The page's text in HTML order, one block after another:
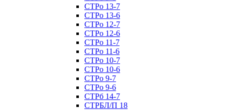
СТРо 13-7
СТРо 13-6
СТРо 12-7
СТРо 12-6
СТРо 11-7
СТРо 11-6
СТРо 10-7
СТРо 10-6
СТРо 9-7
СТРо 9-6
СТРб 14-7
СТРБЛ/П 18